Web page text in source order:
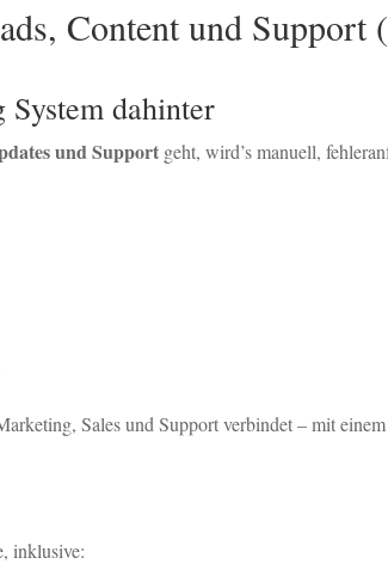
Content und Support
System dahinter
und Support geht, wird’s manuell,
Sales und Support verbindet – mit
inklusive: